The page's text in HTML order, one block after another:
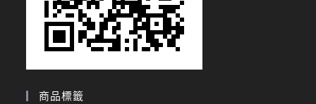
商品標籤